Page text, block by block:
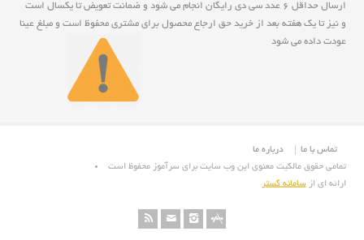
ارسال حداقل ۶ عدد سی دی رايگان انجام مي شود و ضمانت تعويض تا يکسال است
و نيز تا يک هفته بعد از خريد حق ارجاع محصول برای مشتری محفوظ است و مبلغ عينا
عودت داده می شود
درباره ما
تماس با ما
تمامی حقوق مالکیت معنوی این وب سایت برای سرآموز محفوظ است
ارائه ای ازسامانه گستر